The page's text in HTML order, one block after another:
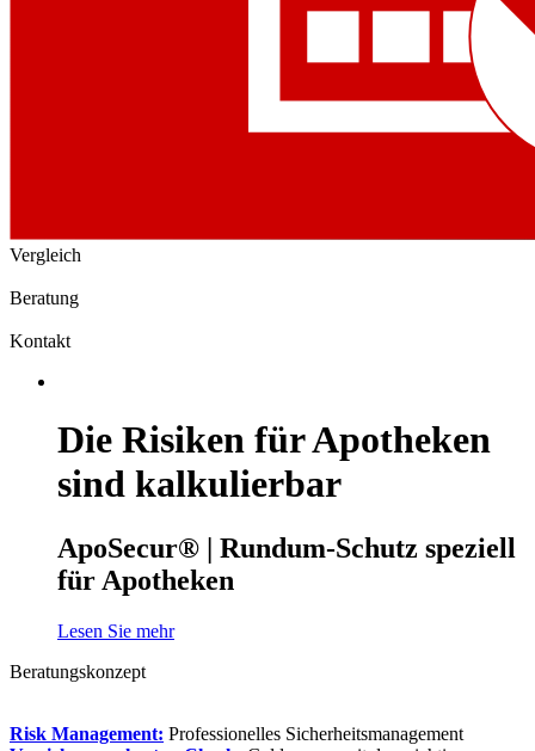
Vergleich
Beratung
Kontakt
Die Risiken für Apotheken
sind kalkulierbar
ApoSecur® | Rundum-Schutz speziell
für Apotheken
Lesen Sie mehr
Beratungskonzept
Risk Management: Professionelles Sicherheitsmanagement